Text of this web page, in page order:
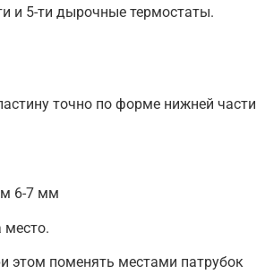
и 5-ти дырочные термостаты.
точно по форме нижней части
6-7 мм
место.
этом поменять местами патрубок